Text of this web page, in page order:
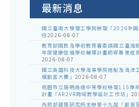
最新消息
國立臺南大學理工學院辦理「2026全
份2026-08-07
教育部國民及學前教育署委請國立臺灣
年度健康促進學校輔導計畫師資專業成
2026-08-07
國立高雄科技大學海事學院造船及海洋
模創客大賽」 2026-08-07
桃園市立陽明高級中等學校辦理115學
計畫「AR2VR跨域教學設計工作坊」
內政部建築研究所主辦第十九屆「創意